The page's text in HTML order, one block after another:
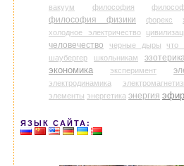
вакуум
философия
философия физики форекс
холодное электричество
человечество черные дыры
что
шаубергер
школьникам эзотерика
экономика
эксперимент
электродинамика
элементы энергетика энергия эфир
ЯЗЫК САЙТА: